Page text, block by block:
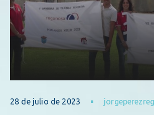
28 de julio de 2023